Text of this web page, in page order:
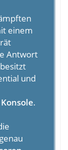
einem
Antwort
und
Konsole.